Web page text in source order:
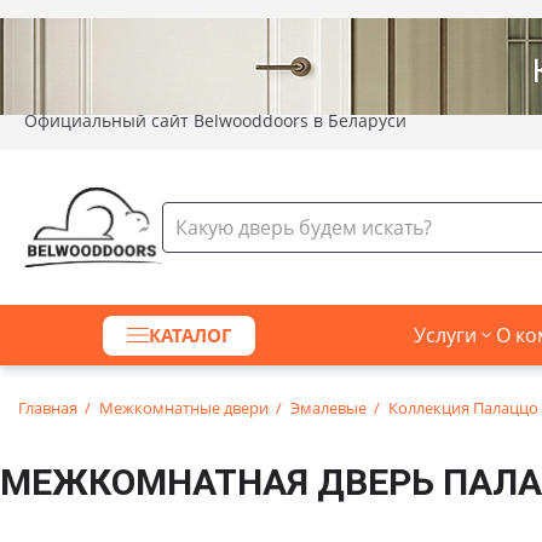
Официальный сайт Belwooddoors в Беларуси
КАТАЛОГ Услуги О
Главная Межкомнатные двери Эмалевые Коллекция Палаццо
МЕЖКОМНАТНАЯ ДВЕРЬ